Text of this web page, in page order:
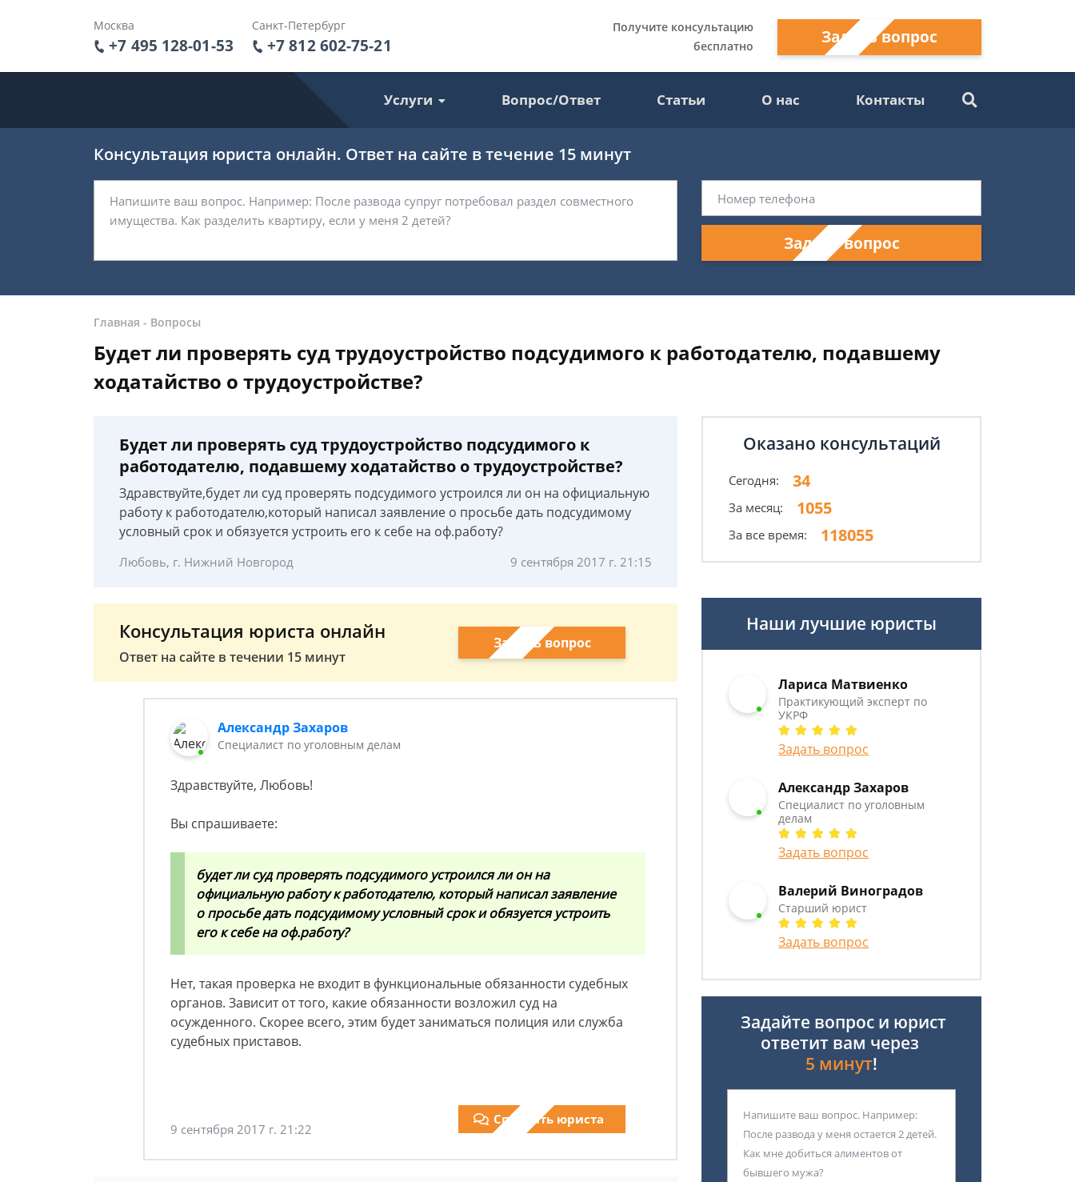
Москва
+7 495 128-01-53
Санкт-Петербург
+7 812 602-75-21
Получите консультацию
бесплатно
Задать вопрос
Услуги Вопрос/Ответ Статьи О нас Контакты
Консультация юриста онлайн. Ответ на сайте в течение 15 минут
Задать вопрос
Главная - Вопросы
Будет ли проверять суд трудоустройство подсудимого к работодателю, подавшему
ходатайство о трудоустройстве?
Будет ли проверять суд трудоустройство подсудимого к
работодателю, подавшему ходатайство о трудоустройстве?
Здравствуйте,будет ли суд проверять подсудимого устроился ли он на официальную
работу к работодателю,который написал заявление о просьбе дать подсудимому
условный срок и обязуется устроить его к себе на оф.работу?
Любовь, г. Нижний Новгород 9 сентября 2017 г. 21:15
Консультация юриста онлайн
Ответ на сайте в течении 15 минут
Задать вопрос
Александр Захаров
Специалист по уголовным делам
Здравствуйте, Любовь!
Вы спрашиваете:
будет ли суд проверять подсудимого устроился ли он на
официальную работу к работодателю, который написал заявление
о просьбе дать подсудимому условный срок и обязуется устроить
его к себе на оф.работу?
Нет, такая проверка не входит в функциональные обязанности судебных
органов. Зависит от того, какие обязанности возложил суд на
осужденного. Скорее всего, этим будет заниматься полиция или служба
судебных приставов.
9 сентября 2017 г. 21:22
Спросить юриста
Оказано консультаций
Сегодня: 34
За месяц: 1055
За все время: 118055
Наши лучшие юристы
Лариса Матвиенко
Практикующий эксперт по
УКРФ
Задать вопрос
Александр Захаров
Специалист по уголовным
делам
Задать вопрос
Валерий Виноградов
Старший юрист
Задать вопрос
Задайте вопрос и юрист
ответит вам через
5 минут!